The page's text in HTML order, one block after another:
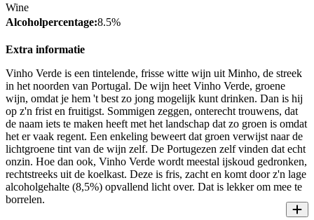
Wine
Alcoholpercentage:8.5%
Extra informatie
Vinho Verde is een tintelende, frisse witte wijn uit Minho, de streek
in het noorden van Portugal. De wijn heet Vinho Verde, groene
wijn, omdat je hem 't best zo jong mogelijk kunt drinken. Dan is hij
op z'n frist en fruitigst. Sommigen zeggen, onterecht trouwens, dat
de naam iets te maken heeft met het landschap dat zo groen is omdat
het er vaak regent. Een enkeling beweert dat groen verwijst naar de
lichtgroene tint van de wijn zelf. De Portugezen zelf vinden dat echt
onzin. Hoe dan ook, Vinho Verde wordt meestal ijskoud gedronken,
rechtstreeks uit de koelkast. Deze is fris, zacht en komt door z'n lage
alcoholgehalte (8,5%) opvallend licht over. Dat is lekker om mee te
borrelen.